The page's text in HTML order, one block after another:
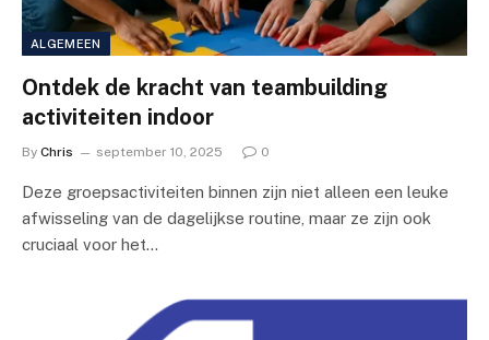
ALGEMEEN
Ontdek de kracht van teambuilding
activiteiten indoor
By Chris september 10, 2025 0
Deze groepsactiviteiten binnen zijn niet alleen een leuke
afwisseling van de dagelijkse routine, maar ze zijn ook
cruciaal voor het…